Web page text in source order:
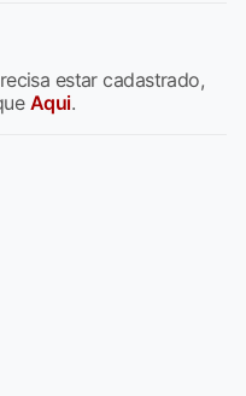
estar cadastrado,
Aqui.